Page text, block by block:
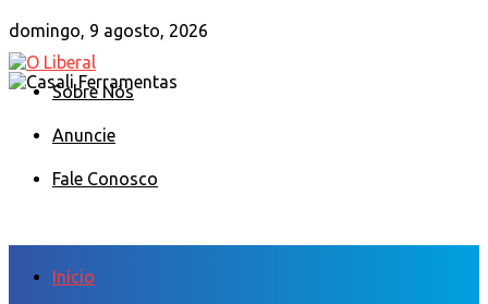
domingo, 9 agosto, 2026
Sobre Nós
Anuncie
Fale Conosco
Início